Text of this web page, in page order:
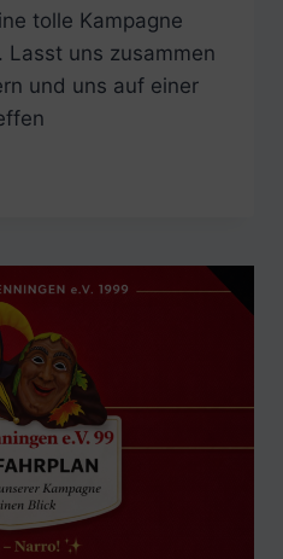
tolle Kampagne
uns zusammen
und uns auf einer